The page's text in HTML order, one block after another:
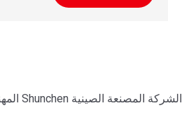
الشركة المصنعة الصينية Shunchen المهنية ذات الكفاءة العالية أنابيب الصلب غير الملحومة. توريد المصنع مباشرة مع خدمة صانعي القطع الأصلية. تصميم متقدم وجودة سهلة الصيانة للمشاريع العالمية.